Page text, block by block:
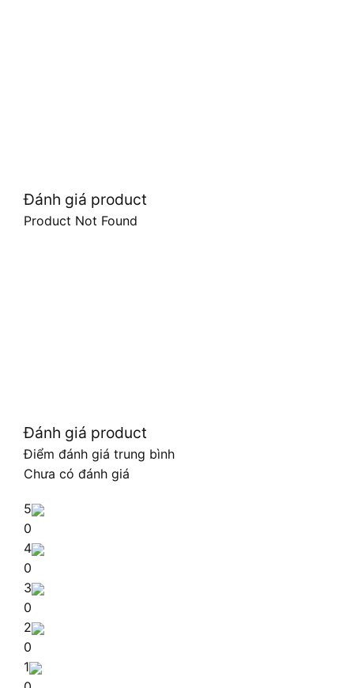
Đánh giá product
Product Not Found
Đánh giá product
Điểm đánh giá trung bình
Chưa có đánh giá
5
0
4
0
3
0
2
0
1